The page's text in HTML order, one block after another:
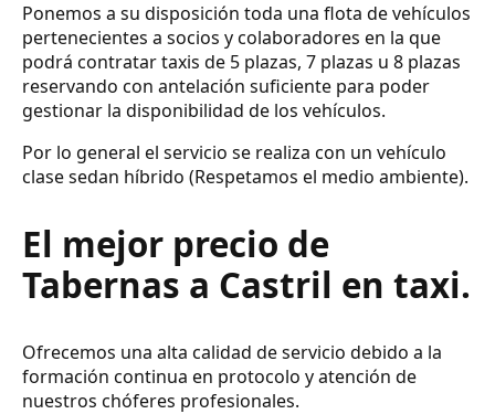
Ponemos a su disposición toda una flota de vehículos
pertenecientes a socios y colaboradores en la que
podrá contratar taxis de 5 plazas, 7 plazas u 8 plazas
reservando con antelación suficiente para poder
gestionar la disponibilidad de los vehículos.
Por lo general el servicio se realiza con un vehículo
clase sedan híbrido (Respetamos el medio ambiente).
El mejor precio de
Tabernas a Castril en taxi.
Ofrecemos una alta calidad de servicio debido a la
formación continua en protocolo y atención de
nuestros chóferes profesionales.